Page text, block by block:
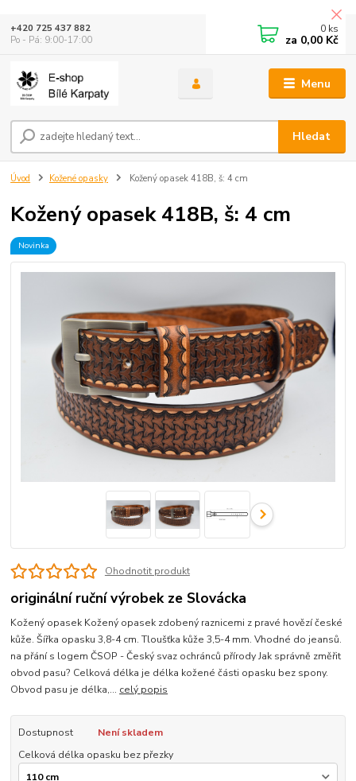
Menu
Hledat
+420 725 437 882
Po - Pá: 9:00-17:00
0 ks
za 0,00 Kč
Úvod Kožené opasky Kožený opasek 418B, š: 4 cm
Kožený opasek 418B, š: 4 cm
Novinka
Ohodnotit produkt
originální ruční výrobek ze Slovácka
Kožený opasek Kožený opasek zdobený raznicemi z pravé hovězí české
kůže. Šířka opasku 3,8-4 cm. Tloušťka kůže 3,5-4 mm. Vhodné do jeansů.
na přání s logem ČSOP - Český svaz ochránců přírody Jak správně změřit
obvod pasu? Celková délka je délka kožené části opasku bez spony.
Obvod pasu je délka,... celý popis
Dostupnost
Není skladem
Celková délka opasku bez přezky